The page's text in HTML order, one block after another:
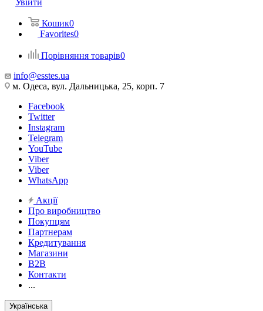
Увійти
Кошик0
Favorites0
Порівняння товарів0
info@esstes.ua
м. Одеса, вул. Дальницька, 25, корп. 7
Facebook
Twitter
Instagram
Telegram
YouTube
Viber
Viber
WhatsApp
Акції
Про виробництво
Покупцям
Партнерам
Кредитування
Магазини
B2B
Контакти
...
Українська